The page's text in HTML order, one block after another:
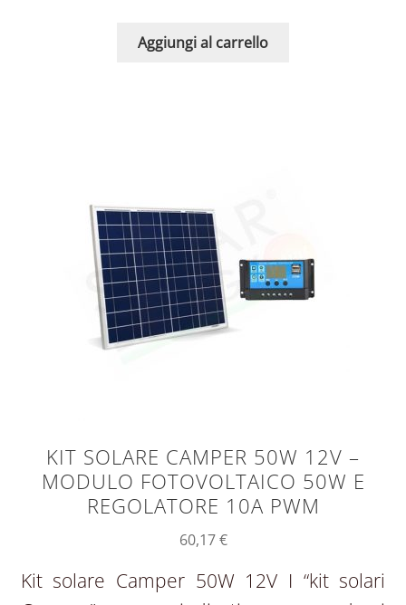
Aggiungi al carrello
KIT SOLARE CAMPER 50W 12V –
MODULO FOTOVOLTAICO 50W E
REGOLATORE 10A PWM
60,17€
Kit solare Camper 50W 12V I “kit solari